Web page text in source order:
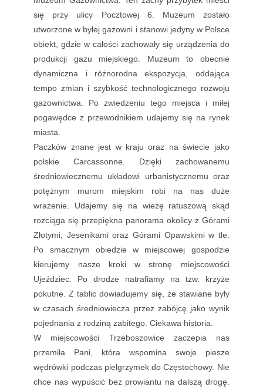
się przy ulicy Pocztowej 6. Muzeum zostało
utworzone w byłej gazowni i stanowi jedyny w Polsce
obiekt, gdzie w całości zachowały się urządzenia do
produkcji gazu miejskiego. Muzeum to obecnie
dynamiczna i różnorodna ekspozycja, oddająca
tempo zmian i szybkość technologicznego rozwoju
gazownictwa. Po zwiedzeniu tego miejsca i miłej
pogawędce z przewodnikiem udajemy się na rynek
miasta.
Paczków znane jest w kraju oraz na świecie jako
polskie Carcassonne. Dzięki zachowanemu
średniowiecznemu układowi urbanistycznemu oraz
potężnym murom miejskim robi na nas duże
wrażenie. Udajemy się na wieżę ratuszową skąd
rozciąga się przepiękna panorama okolicy z Górami
Złotymi, Jesenikami oraz Górami Opawskimi w tle.
Po smacznym obiedzie w miejscowej gospodzie
kierujemy nasze kroki w stronę miejscowości
Ujeździec. Po drodze natrafiamy na tzw. krzyże
pokutne. Z tablic dowiadujemy się, że stawiane były
w czasach średniowiecza przez zabójcę jako wynik
pojednania z rodziną zabitego. Ciekawa historia.
W miejscowości Trzeboszowice zaczepia nas
przemiła Pani, która wspomina swoje piesze
wędrówki podczas pielgrzymek do Częstochowy. Nie
chce nas wypuścić bez prowiantu na dalszą drogę.